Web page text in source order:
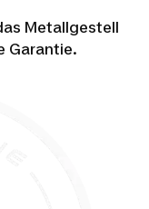
Metallgestell
Garantie.